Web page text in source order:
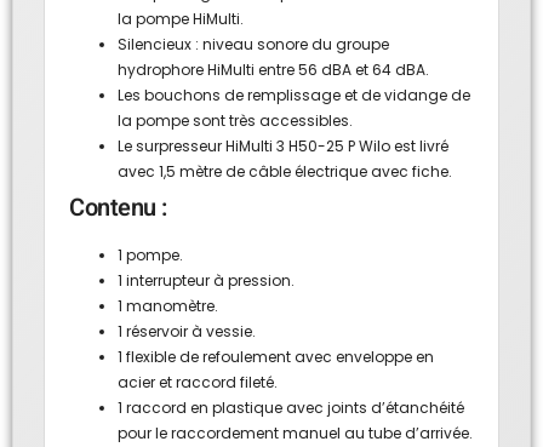
la pompe HiMulti.
Silencieux : niveau sonore du groupe
hydrophore HiMulti entre 56 dBA et 64 dBA.
Les bouchons de remplissage et de vidange de
la pompe sont très accessibles.
Le surpresseur HiMulti 3 H50-25 P Wilo est livré
avec 1,5 mètre de câble électrique avec fiche.
Contenu :
1 pompe.
1 interrupteur à pression.
1 manomètre.
1 réservoir à vessie.
1 flexible de refoulement avec enveloppe en
acier et raccord fileté.
1 raccord en plastique avec joints d’étanchéité
pour le raccordement manuel au tube d’arrivée.